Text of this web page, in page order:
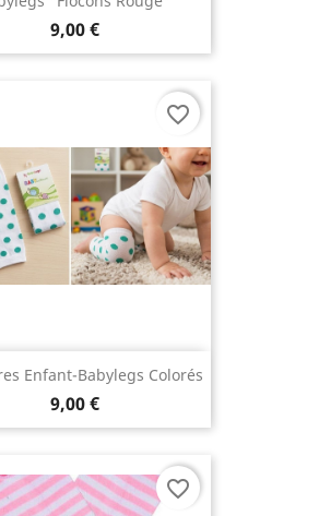
9,00 €
Enfant-Babylegs Colorés
9,00 €
favorite_border
favorite_border